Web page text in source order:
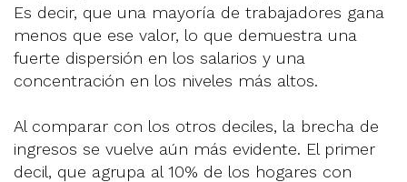
Es decir, que una mayoría de trabajadores gana
menos que ese valor, lo que demuestra una
fuerte dispersión en los salarios y una
concentración en los niveles más altos.
Al comparar con los otros deciles, la brecha de
ingresos se vuelve aún más evidente. El primer
decil, que agrupa al 10% de los hogares con